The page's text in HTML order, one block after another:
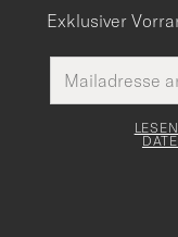
Exklusiver
Mail
Adresse
Pflichtfeld